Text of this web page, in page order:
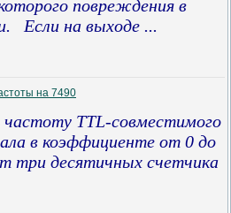
повреждения в
Если на выходе ...
на 7490
TTL-совместимого
в коэффициенте от 0 до
три десятичных счетчика